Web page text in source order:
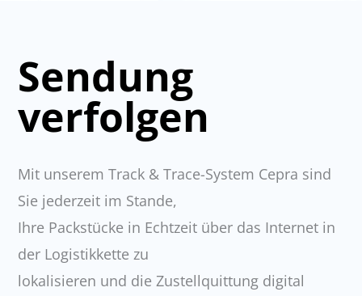
Sendung
verfolgen
Mit unserem Track & Trace-System Cepra sind
Sie jederzeit im Stande,
Ihre Packstücke in Echtzeit über das Internet in
der Logistikkette zu
lokalisieren und die Zustellquittung digital